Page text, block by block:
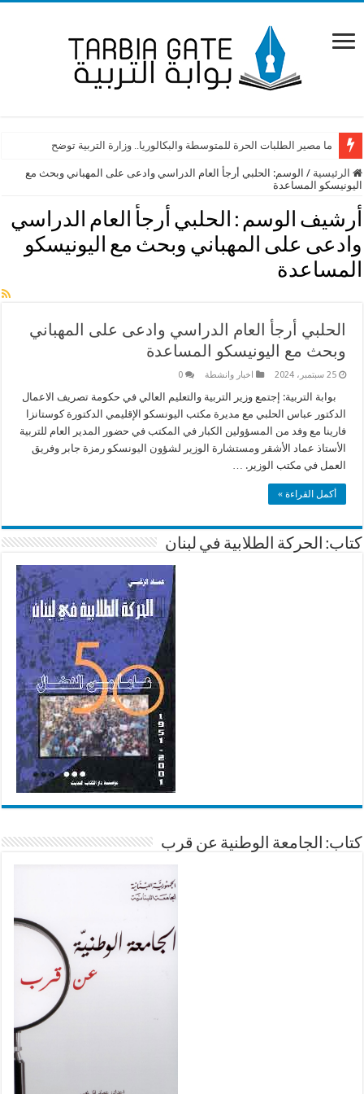
ما مصير الطلبات الحرة للمتوسطة والبكالوريا.. وزارة التربية توضح
الرئيسية / الوسم: الحلبي أرجأ العام الدراسي وادعى على المهباني وبحث مع
اليونيسكو المساعدة
أرشيف الوسم : الحلبي أرجأ العام الدراسي
وادعى على المهباني وبحث مع اليونيسكو
المساعدة
الحلبي أرجأ العام الدراسي وادعى على المهباني
وبحث مع اليونيسكو المساعدة
25 سبتمبر، 2024 اخبار وانشطة 0
بوابة التربية: إجتمع وزير التربية والتعليم العالي في حكومة تصريف الاعمال
الدكتور عباس الحلبي مع مديرة مكتب اليونسكو الإقليمي الدكتورة كوستانزا
فارينا مع وفد من المسؤولين الكبار في المكتب في حضور المدير العام للتربية
الأستاذ عماد الأشقر ومستشارة الوزير لشؤون اليونسكو رمزة جابر وفريق
العمل في مكتب الوزير. …
أكمل القراءة »
كتاب: الحركة الطلابية في لبنان
كتاب: الجامعة الوطنية عن قرب